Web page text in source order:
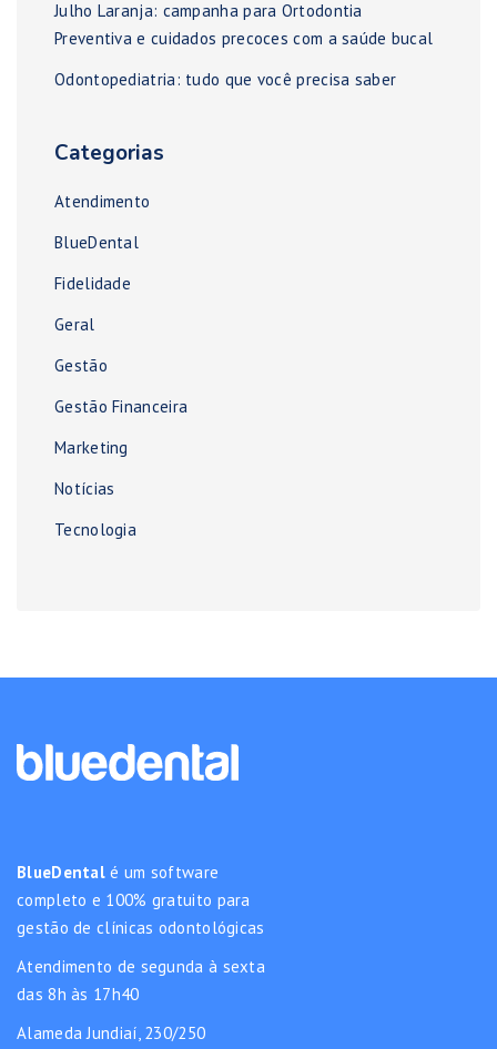
Julho Laranja: campanha para Ortodontia
Preventiva e cuidados precoces com a saúde bucal
Odontopediatria: tudo que você precisa saber
Categorias
Atendimento
BlueDental
Fidelidade
Geral
Gestão
Gestão Financeira
Marketing
Notícias
Tecnologia
BlueDental é um software
completo e 100% gratuito para
gestão de clínicas odontológicas
Atendimento de segunda à sexta
das 8h às 17h40
Alameda Jundiaí, 230/250